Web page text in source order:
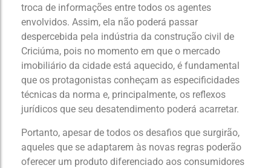
troca de informações entre todos os agentes
envolvidos. Assim, ela não poderá passar
despercebida pela indústria da construção civil de
Criciúma, pois no momento em que o mercado
imobiliário da cidade está aquecido, é fundamental
que os protagonistas conheçam as especificidades
técnicas da norma e, principalmente, os reflexos
jurídicos que seu desatendimento poderá acarretar.
Portanto, apesar de todos os desafios que surgirão,
aqueles que se adaptarem às novas regras poderão
oferecer um produto diferenciado aos consumidores